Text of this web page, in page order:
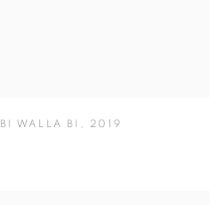
BI WALLA BI , 2019